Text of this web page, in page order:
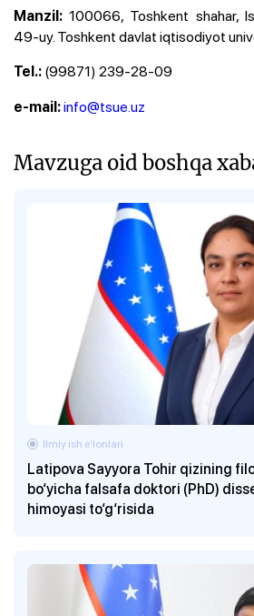
Manzil: 100066, Toshkent shahar,
49-uy. Toshkent davlat iqtisodiyot
Tel.: (99871) 239-28-09
e-mail:info@tsue.uz
Mavzuga oid boshqa
Latipova Sayyora Tohir qizining
bo‘yicha falsafa doktori (PhD)
himoyasi to‘g‘risida
Ilmiy ish eʼlonlari